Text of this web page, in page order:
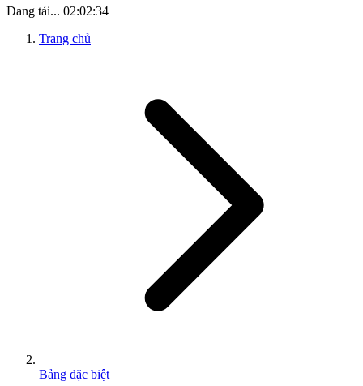
Đang tải... 02:02:34
Trang chủ
Bảng đặc biệt